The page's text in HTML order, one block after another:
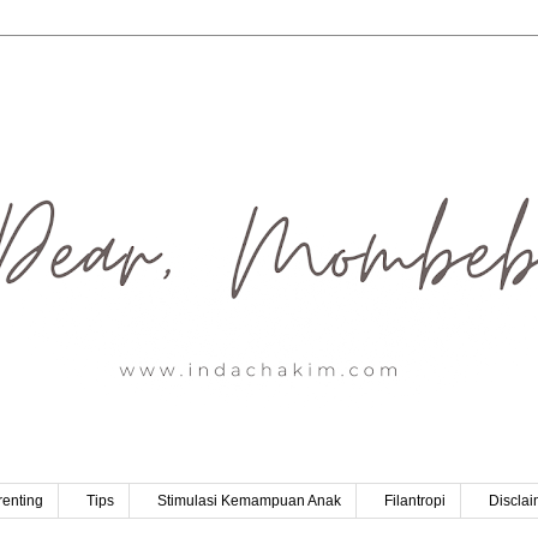
Tips Stimulasi Kemampuan Anak Filantropi